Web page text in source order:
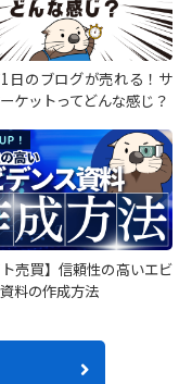
日のブログが売れる！サ
ケットってどんな感じ？
ト売買】信頼性の高いエビ
料の作成方法